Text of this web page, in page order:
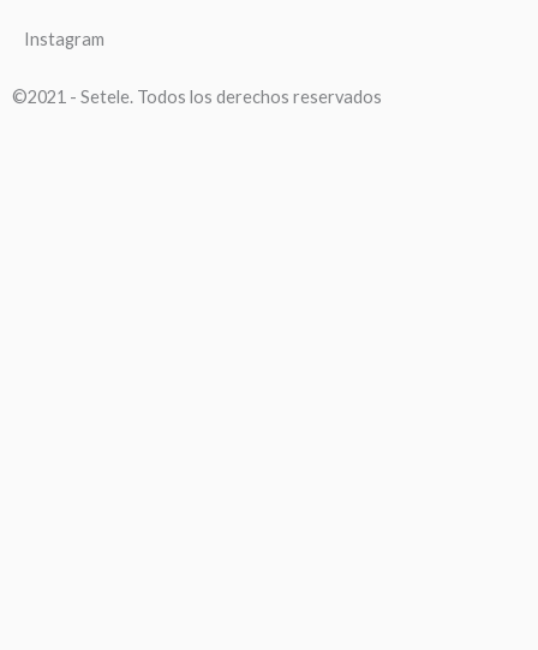
Instagram
©2021 - Setele. Todos los derechos reservados